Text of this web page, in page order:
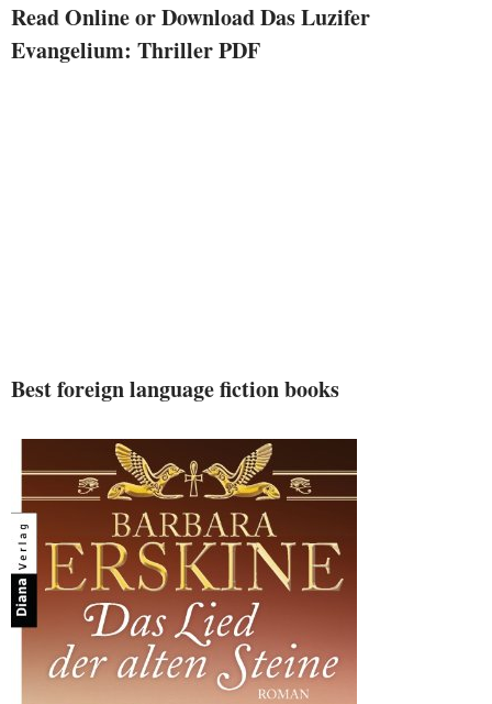
Read Online or Download Das Luzifer
Evangelium: Thriller PDF
Best foreign language fiction books